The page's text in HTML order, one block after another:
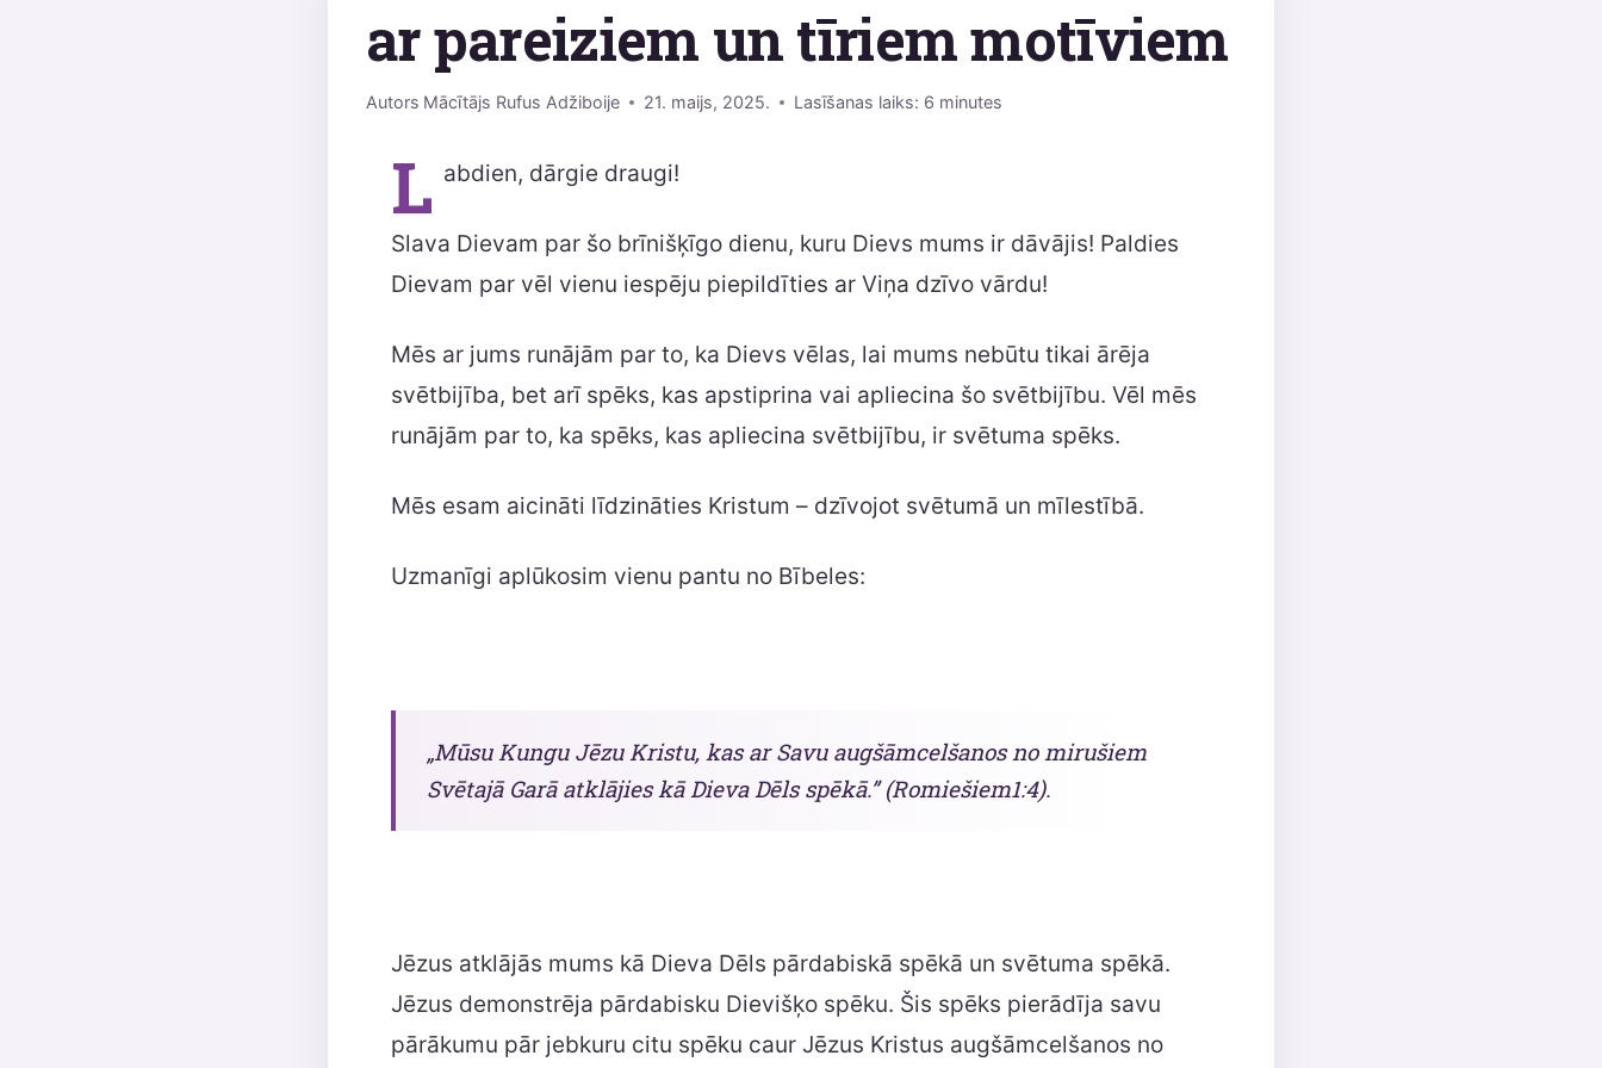
ar pareiziem un tīriem motīviem
Autors Mācītājs Rufus Adžiboije 21. maijs, 2025. Lasīšanas laiks: 6 minutes
L abdien, dārgie draugi!
Slava Dievam par šo brīnišķīgo dienu, kuru Dievs mums ir dāvājis! Paldies
Dievam par vēl vienu iespēju piepildīties ar Viņa dzīvo vārdu!
Mēs ar jums runājām par to, ka Dievs vēlas, lai mums nebūtu tikai ārēja
svētbijība, bet arī spēks, kas apstiprina vai apliecina šo svētbijību. Vēl mēs
runājām par to, ka spēks, kas apliecina svētbijību, ir svētuma spēks.
Mēs esam aicināti līdzināties Kristum – dzīvojot svētumā un mīlestībā.
Uzmanīgi aplūkosim vienu pantu no Bībeles:
„Mūsu Kungu Jēzu Kristu, kas ar Savu augšāmcelšanos no mirušiem
Svētajā Garā atklājies kā Dieva Dēls spēkā.” (Romiešiem1:4).
Jēzus atklājās mums kā Dieva Dēls pārdabiskā spēkā un svētuma spēkā.
Jēzus demonstrēja pārdabisku Dievišķo spēku. Šis spēks pierādīja savu
pārākumu pār jebkuru citu spēku caur Jēzus Kristus augšāmcelšanos no